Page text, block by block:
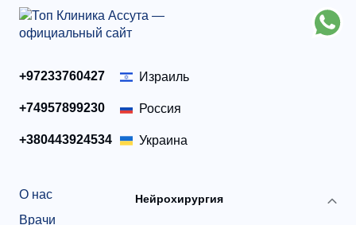
+97233760427 Израиль
+74957899230 Россия
+380443924534 Украина
О нас
Врачи
Нейрохирургия